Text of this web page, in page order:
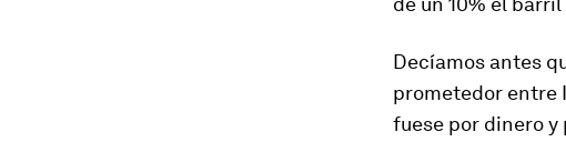
Decíamos antes
prometedor entre
fuese por dinero y